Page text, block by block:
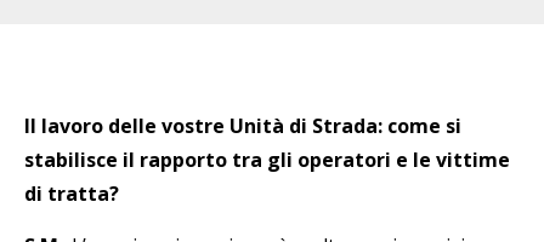
Il lavoro delle vostre Unità di Strada: come si
stabilisce il rapporto tra gli operatori e le vittime
di tratta?